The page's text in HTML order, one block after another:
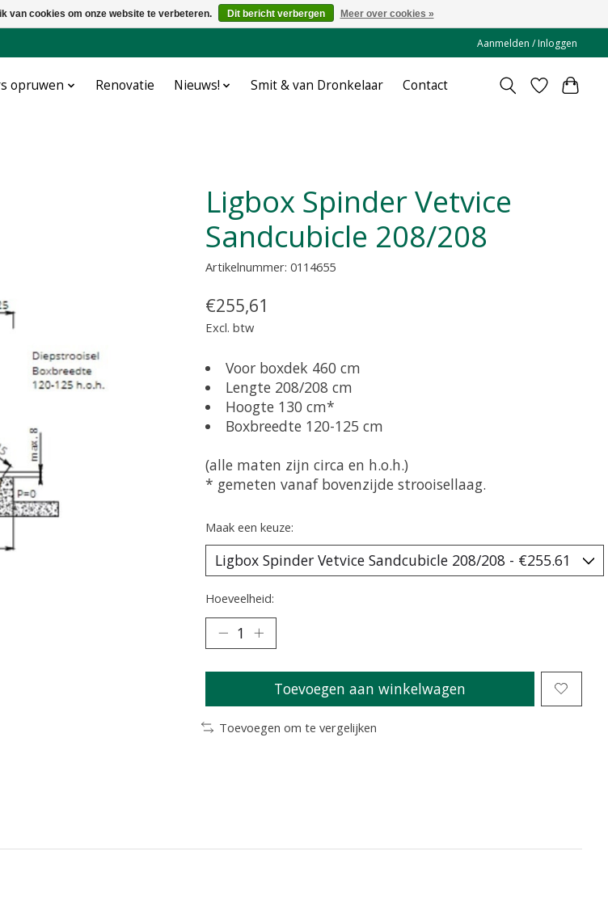
Aanmelden / Inloggen
opruwen Renovatie Nieuws! Smit & van Dronkelaar Contact
Ligbox Spinder Vetvice
Sandcubicle 208/208
Artikelnummer: 0114655
€255,61
Excl. btw
Voor boxdek 460 cm
Lengte 208/208 cm
Hoogte 130 cm*
Boxbreedte 120-125 cm
(alle maten zijn circa en h.o.h.)
* gemeten vanaf bovenzijde strooisellaag.
Maak een keuze:
Hoeveelheid:
Toevoegen aan winkelwagen
Toevoegen om te vergelijken
van cookies om onze website te verbeteren. Dit bericht verbergen Meer over cookies »